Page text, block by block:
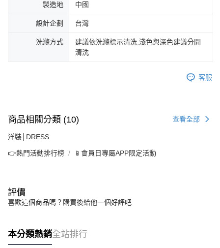
製造地 中國
設計企劃 台灣
洗滌方式
建議依洗滌標示清洗,淺色與深色建議分開
清洗
客服
商品相關分類 (10) 查看全部
洋裝│DRESS
👉熱門活動排行榜 📱會員日專屬APP限定活動
評價
喜歡這個商品嗎？購買後給他一個好評吧
本分類熱銷全站排行